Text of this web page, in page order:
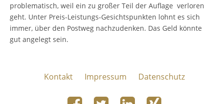
problematisch, weil ein zu großer Teil der Auflage verloren
geht. Unter Preis-Leistungs-Gesichtspunkten lohnt es sich
immer, über den Postweg nachzudenken. Das Geld könnte
gut angelegt sein.
Kontakt Impressum Datenschutz